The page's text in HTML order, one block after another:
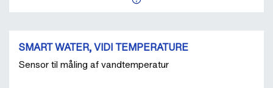
SMART WATER, VIDI TEMPERATURE
Sensor til måling af vandtemperatur